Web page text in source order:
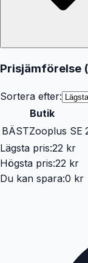
Prisjämförelse (
Sortera efter:
Butik
BÄSTZooplus SE
Lägsta pris:22 kr
Högsta pris:22 kr
Du kan spara:0 kr